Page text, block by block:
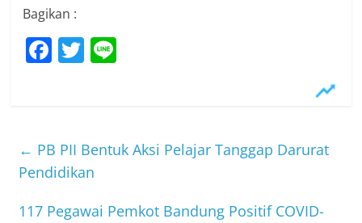
Bagikan :
F
b
o
o
T
← PB PII Bentuk Aksi Pelajar Tanggap Darurat
Pendidikan
117 Pegawai Pemkot Bandung Positif COVID-